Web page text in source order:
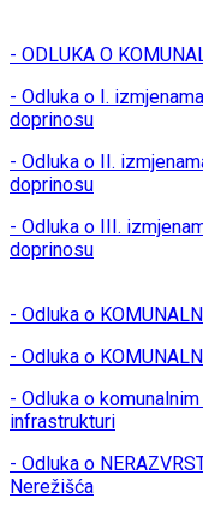
- ODLUKA O
- Odluka o I.
doprinosu
- Odluka o II.
doprinosu
- Odluka o III.
doprinosu
- Odluka o
- Odluka o
- Odluka o
infrastrukturi
- Odluka o
Nerežišća